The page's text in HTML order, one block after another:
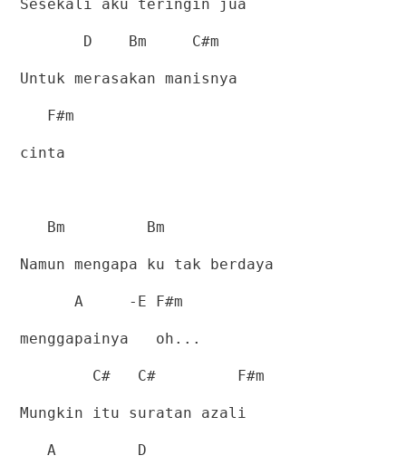
Sesekali aku teringin jua
D Bm C#m
Untuk merasakan manisnya
F#m
cinta
Bm Bm
Namun mengapa ku tak berdaya
A -E F#m
menggapainya oh...
C# C# F#m
Mungkin itu suratan azali
A D